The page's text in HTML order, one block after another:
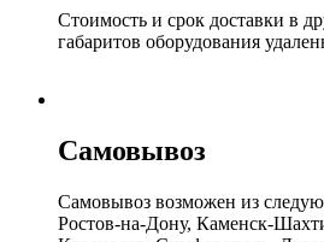
Стоимость и срок доставки в
габаритов оборудования
Самовывоз
Самовывоз возможен из
Ростов-на-Дону, Каменск-